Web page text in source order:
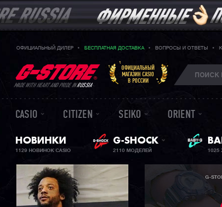
ОФИЦИАЛЬНЫЙ ДИЛЕР БЕСПЛАТНАЯ ДОСТАВКА ВОПРОСЫ И ОТВЕТЫ
MADE WITH HEART AND PRIDE INRUSSIA
ОФИЦИАЛЬНЫЙ
МАГАЗИН CASIO
В РОССИИ
CASIO CITIZEN SEIKO ORIENT
НОВИНКИ
1129 НОВИНОК CASIO
G-SHOCK
2110 МОДЕЛЕЙ
G-